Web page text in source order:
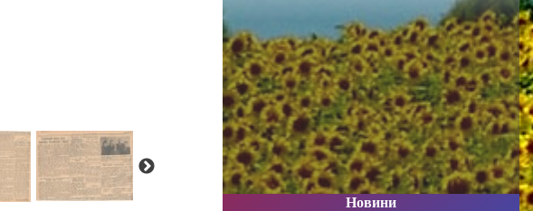
Новини